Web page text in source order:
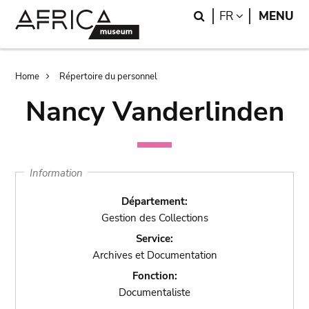
Search
FR LANGUAGE
MENU
Breadcrumb
Home Répertoire du personnel
Nancy Vanderlinden
Information
Département:
Gestion des Collections
Service:
Archives et Documentation
Fonction:
Documentaliste